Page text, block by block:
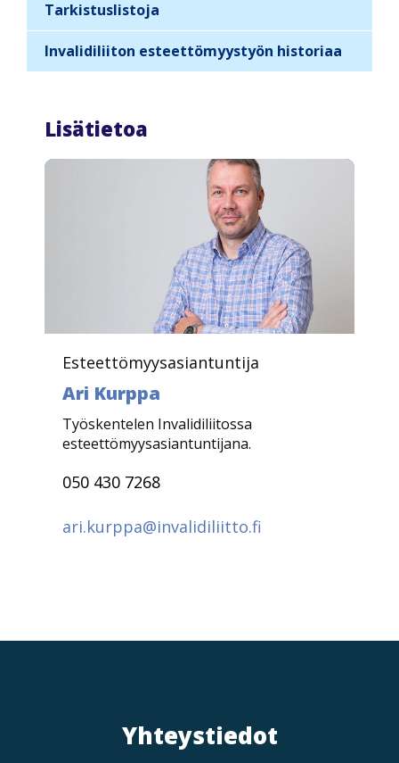
a
Tarkistuslistoja
Invalidiliiton esteettömyystyön historiaa
Lisätietoa
Esteettömyysasiantuntija
Ari Kurppa
Työskentelen Invalidiliitossa
esteettömyysasiantuntijana.
050 430 7268
ari.kurppa@invalidiliitto.fi
Yhteystiedot